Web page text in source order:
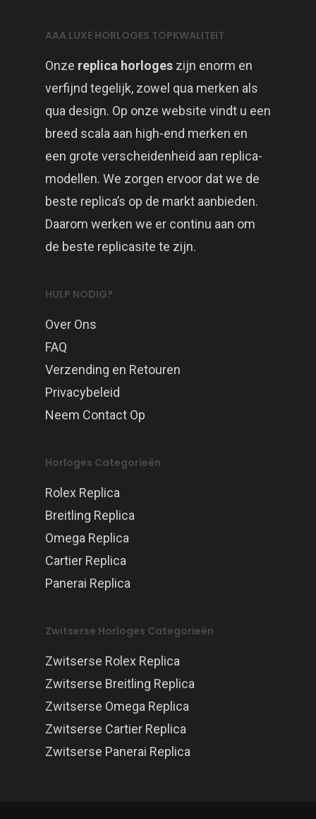
AAA LUXE HORLOGES TOPKWALITEIT
Onze replica horloges zijn enorm en
verfijnd tegelijk, zowel qua merken als
qua design. Op onze website vindt u een
breed scala aan high-end merken en
een grote verscheidenheid aan replica-
modellen. We zorgen ervoor dat we de
beste replica’s op de markt aanbieden.
Daarom werken we er continu aan om
de beste replicasite te zijn.
HULP NODIG?
Over Ons
FAQ
Verzending en Retouren
Privacybeleid
Neem Contact Op
Horloges Categorieën
Rolex Replica
Breitling Replica
Omega Replica
Cartier Replica
Panerai Replica
Zwitserse Horloges Categorieën
Zwitserse Rolex Replica
Zwitserse Breitling Replica
Zwitserse Omega Replica
Zwitserse Cartier Replica
Zwitserse Panerai Replica